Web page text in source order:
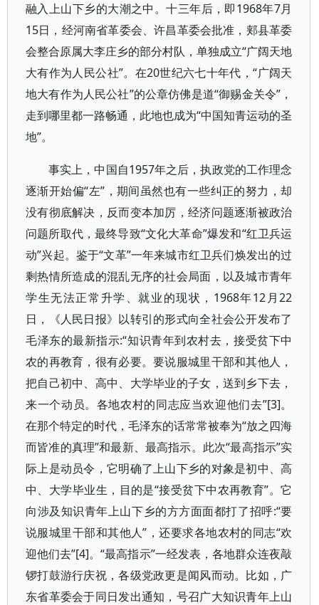
融入上山下乡的大潮之中。十三年后，即1968年7月
15日，经河南省革委会、许昌革委会批准，郏县革委
会整合原属大李庄乡的部分村队，单独成立“广阔天地
大有作为人民公社”。在20世纪六七十年代，“广阔天
地大有作为人民公社”的公章仿佛是道“御赐金关令”，
走到哪里都一路畅通，此地也成为“中国知青运动的圣
地”。
事实上，中国自1957年之后，执政党的工作理念
逐渐开始偏“左”，期间虽然也有一些纠正的努力，却
没有彻底解决，反而变本加厉，经济问题逐渐被政治
问题所取代，最终导致“文化大革命”爆发和“红卫兵运
动”兴起。鉴于“文革”一年来城市红卫兵们焕发出的过
剩热情所造成的混乱无序的社会局面，以及城市青年
学生无法正常升学、就业的现状，1968年12月22
日，《人民日报》以转引的形式向全社会公开发布了
毛泽东的最新指示:“知识青年到农村去，接受贫下中
农的再教育，很有必要。要说服城里干部和其他人，
把自己初中、高中、大学毕业的子女，送到乡下去，
来一个动员。各地农村的同志应当欢迎他们去”[3]。
在那个特定的时代，毛泽东的话常常被奉为“放之四海
而皆准的真理”和最新、最高指示。此次“最高指示”实
际上是动员令，它明确了上山下乡的对象是初中、高
中、大学毕业生，目的是“接受贫下中农再教育”。它
向涉及知识青年上山下乡的方方面面都打了招呼:“要
说服城里干部和其他人”，还要求各地农村的同志“欢
迎他们去”[4]。“最高指示”一经发表，各地群众连夜敲
锣打鼓游行庆祝，各级党政更是闻风而动。比如，广
东省革委会于同日发出通知，号召广大知识青年上山